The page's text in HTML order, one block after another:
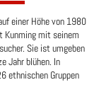
einer Höhe von 1980
Kunming mit seinem
Sie ist umgeben
Jahr blühen. In
ethnischen Gruppen